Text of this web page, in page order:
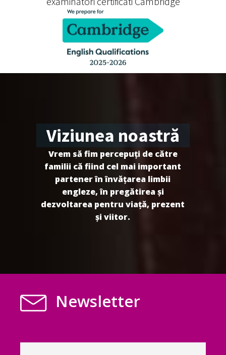
Viziunea noastră
Vrem să fim percepuți de către
familii că fiind cel mai important
partener în învățarea limbii
engleze, în pregătirea și
dezvoltarea pentru viață, prezent
și viitor.
Newsletter